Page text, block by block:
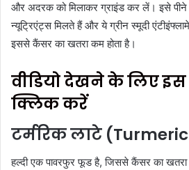
और अदरक को मिलाकर ग्राइंड कर लें। इसे पीने
न्यूट्रिएंट्स मिलते हैं और ये ग्रीन स्मूदी
इससे कैंसर का खतरा कम होता है।
वीडियो देखने के लिए
क्लिक करें
टर्मरिक लाटे (
हल्दी एक पावरफुर फूड है, जिससे कैंसर का खतरा